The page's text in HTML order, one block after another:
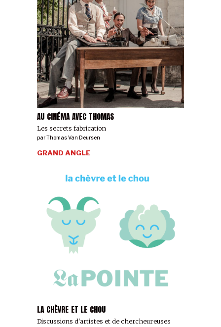
AU CINÉMA AVEC THOMAS
Les secrets fabrication
parThomas Van Deursen
LA CHÈVRE ET LE CHOU
Discussions d'artistes et de chercheur·euses
GRAND ANGLE